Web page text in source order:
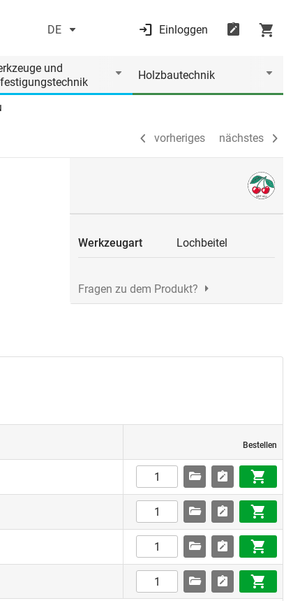
DE Einloggen
und
Holzbautechnik
vorheriges nächstes
vorheriges nächstes
Werkzeugart Lochbeitel
Fragen zu dem Produkt?
Bestellen